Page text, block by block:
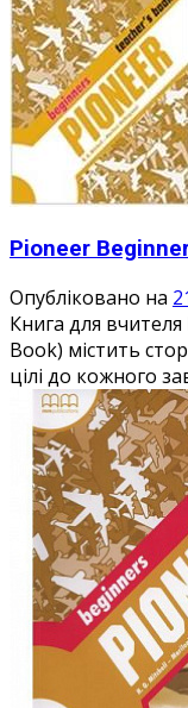
Pioneer
Опубліковано на
Книга для
Book) містить
цілі до кожного